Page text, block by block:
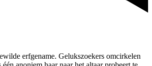
erfgename. Gelukszoekers omcirkelen